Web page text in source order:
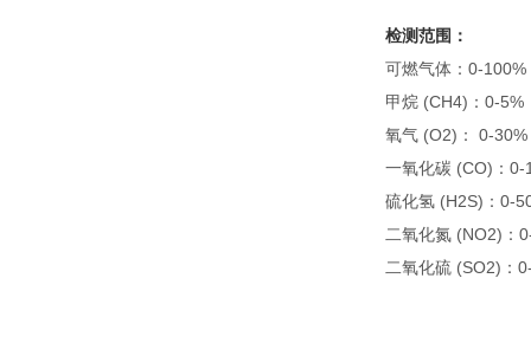
检测范围：
可燃气体：0-
甲烷 (CH4)：0-5%
氧气 (O2)： 0-
一氧化碳 (CO)：
硫化氢 (H2S)：0-
二氧化氮 (NO2)：
二氧化硫 (SO2)：